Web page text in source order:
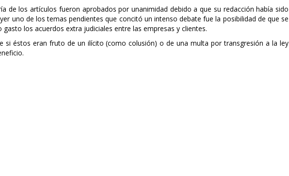
de los artículos fueron aprobados por unanimidad debido a que su redacción había sido
uno de los temas pendientes que concitó un intenso debate fue la posibilidad de que se
los acuerdos extra judiciales entre las empresas y clientes.
si éstos eran fruto de un ilícito (como colusión) o de una multa por transgresión a la ley